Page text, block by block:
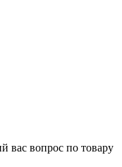
вас вопрос по товару